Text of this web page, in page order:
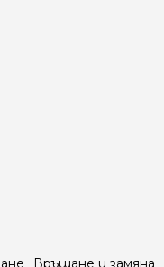
Връщане и замяна